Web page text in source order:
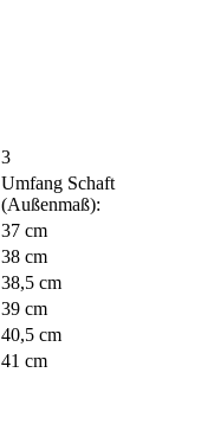
3
Umfang Schaft
(Außenmaß):
37 cm
38 cm
38,5 cm
39 cm
40,5 cm
41 cm